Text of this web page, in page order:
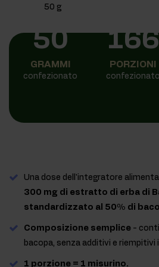
50
GRAMMI
confezionato
PORZIONI
confezionato
Una dose dell'integratore
300 mg di estratto di erba di
standardizzato al 50% di
Composizione semplice -
bacopa, senza additivi e riempitivi
1 porzione = 1 misurino.